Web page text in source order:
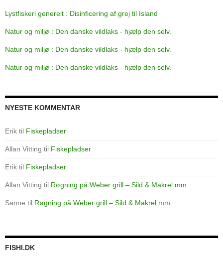
Lystfiskeri generelt : Disinficering af grej til Island
Natur og miljø : Den danske vildlaks - hjælp den selv.
Natur og miljø : Den danske vildlaks - hjælp den selv.
Natur og miljø : Den danske vildlaks - hjælp den selv.
NYESTE KOMMENTAR
Erik til Fiskepladser
Allan Vitting til Fiskepladser
Erik til Fiskepladser
Allan Vitting til Røgning på Weber grill – Sild & Makrel mm.
Sanne til Røgning på Weber grill – Sild & Makrel mm.
FISHI.DK